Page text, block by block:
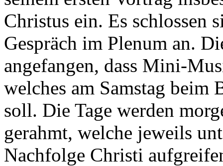
Christus ein. Es schlossen
Gespräch im Plenum an.
angefangen, dass Mini-
welches am Samstag beim
soll. Die Tage werden
gerahmt, welche jeweils
Nachfolge Christi